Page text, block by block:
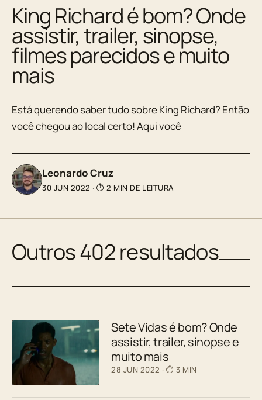
King Richard é bom? Onde
assistir, trailer, sinopse,
filmes parecidos e muito
mais
Está querendo saber tudo sobre King Richard? Então
você chegou ao local certo! Aqui você
Leonardo Cruz
30 JUN 2022 ·⏱ 2 MIN DE LEITURA
Outros 402 resultados
Sete Vidas é bom? Onde
assistir, trailer, sinopse e
muito mais
28 JUN 2022 · ⏱ 3 MIN